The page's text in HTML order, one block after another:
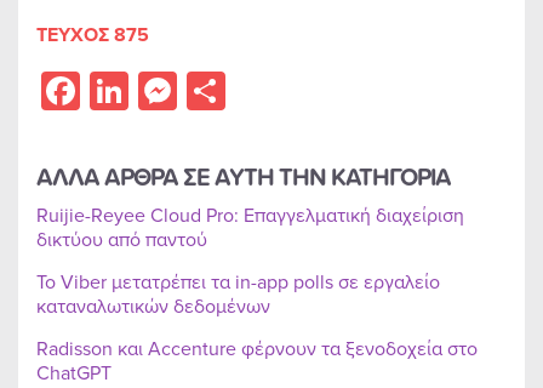
ΤΕΥΧΟΣ 875
Facebook
LinkedIn
Messenger
ΑΛΛΑ ΑΡΘΡΑ ΣΕ ΑΥΤΗ ΤΗΝ ΚΑΤΗΓΟΡΙΑ
Ruijie-Reyee Cloud Pro: Επαγγελματική διαχείριση
δικτύου από παντού
Το Viber μετατρέπει τα in-app polls σε εργαλείο
καταναλωτικών δεδομένων
Radisson και Accenture φέρνουν τα ξενοδοχεία στο
ChatGPT